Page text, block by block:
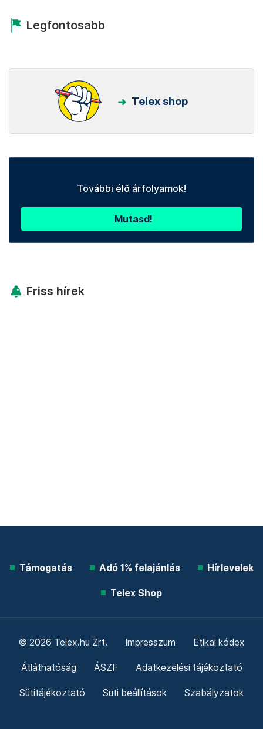
Legfontosabb
Telex shop
További élő árfolyamok!
Mutasd!
Friss hírek
Támogatás Adó 1% felajánlás Hírlevelek
Telex Shop
© 2026 Telex.hu Zrt. Impresszum Etikai kódex
Átláthatóság ÁSZF Adatkezelési tájékoztató
Sütitájékoztató Süti beállítások Szabályzatok